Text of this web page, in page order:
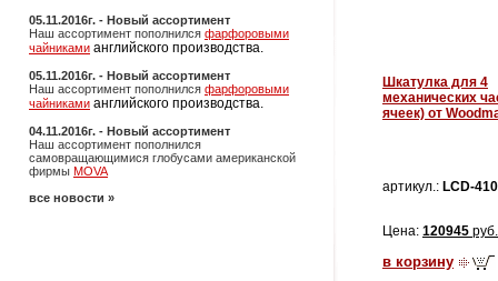
05.11.2016г. - Новый ассортимент
Наш ассортимент пополнился фарфоровыми
чайниками английского производства.
05.11.2016г. - Новый ассортимент
Наш ассортимент пополнился фарфоровыми
чайниками английского производства.
04.11.2016г. - Новый ассортимент
Наш ассортимент пополнился
самовращающимися глобусами американской
фирмы MOVA
все новости »
Шкатулка для 4
механических
ячеек) от
артикул.: LCD-
Цена: 120945 руб.
в корзину